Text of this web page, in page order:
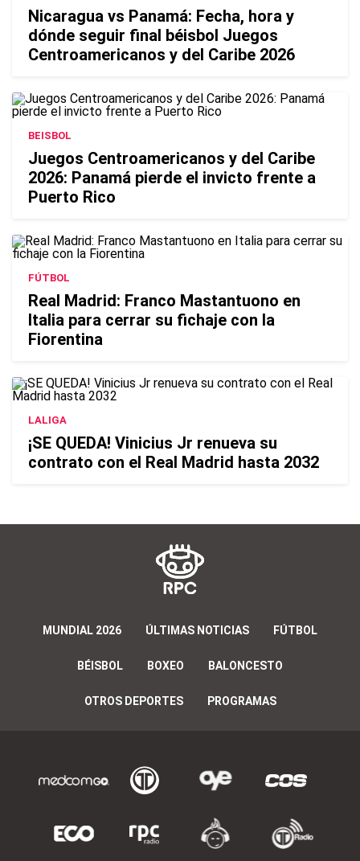
Nicaragua vs Panamá: Fecha, hora y
dónde seguir final béisbol Juegos
Centroamericanos y del Caribe 2026
BEISBOL
Juegos Centroamericanos y del Caribe
2026: Panamá pierde el invicto frente a
Puerto Rico
FÚTBOL
Real Madrid: Franco Mastantuono en
Italia para cerrar su fichaje con la
Fiorentina
LALIGA
¡SE QUEDA! Vinicius Jr renueva su
contrato con el Real Madrid hasta 2032
MUNDIAL 2026 ÚLTIMAS NOTICIAS FÚTBOL
BÉISBOL BOXEO BALONCESTO
OTROS DEPORTES PROGRAMAS